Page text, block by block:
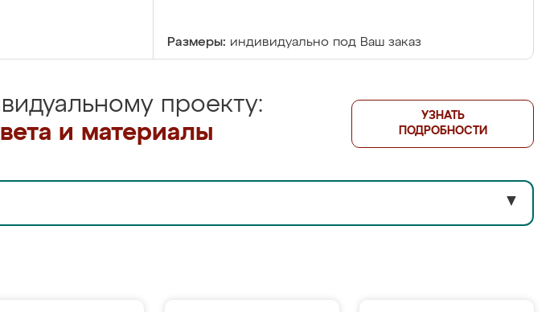
Размеры: индивидуально под Ваш заказ
проекту:
и материалы
УЗНАТЬ
ПОДРОБНОСТИ
▼